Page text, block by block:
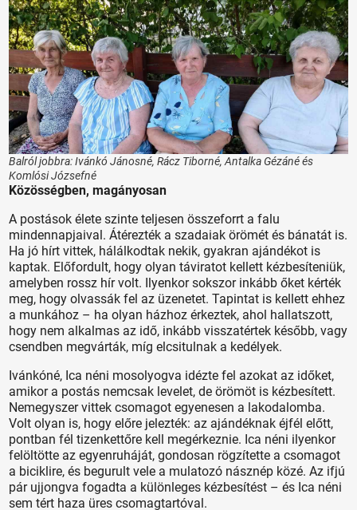
Balról jobbra: Ivánkó Jánosné, Rácz Tiborné, Antalka Gézáné és
Komlósi Józsefné
Közösségben, magányosan
A postások élete szinte teljesen összeforrt a falu
mindennapjaival. Átérezték a szadaiak örömét és bánatát is.
Ha jó hírt vittek, hálálkodtak nekik, gyakran ajándékot is
kaptak. Előfordult, hogy olyan táviratot kellett kézbesíteniük,
amelyben rossz hír volt. Ilyenkor sokszor inkább őket kérték
meg, hogy olvassák fel az üzenetet. Tapintat is kellett ehhez
a munkához – ha olyan házhoz érkeztek, ahol hallatszott,
hogy nem alkalmas az idő, inkább visszatértek később, vagy
csendben megvárták, míg elcsitulnak a kedélyek.
Ivánkóné, Ica néni mosolyogva idézte fel azokat az időket,
amikor a postás nemcsak levelet, de örömöt is kézbesített.
Nemegyszer vittek csomagot egyenesen a lakodalomba.
Volt olyan is, hogy előre jelezték: az ajándéknak éjfél előtt,
pontban fél tizenkettőre kell megérkeznie. Ica néni ilyenkor
felöltötte az egyenruháját, gondosan rögzítette a csomagot
a biciklire, és begurult vele a mulatozó násznép közé. Az ifjú
pár ujjongva fogadta a különleges kézbesítést – és Ica néni
sem tért haza üres csomagtartóval.